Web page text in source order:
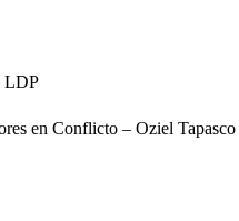
LDP
en Conflicto – Oziel Tapasco